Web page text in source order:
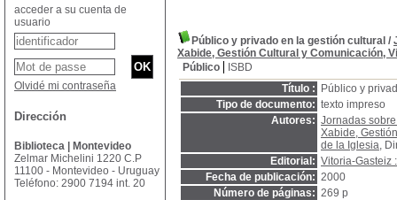
Público y privado en la gestión cultural /
Xabide, Gestión Cultural y Comunicación,
Público
ISBD
Título :
Público y
Tipo de documento: texto impreso
Autores: Jornadas
Xabide,
de la Iglesia,
Editorial: Vitoria-Gasteiz
Fecha de publicación: 2000
Número de páginas: 269 p
acceder a su cuenta de
usuario
Olvidé mi contraseña
Dirección
Biblioteca | Montevideo
Zelmar Michelini 1220 C.P
11100 - Montevideo - Uruguay
Teléfono: 2900 7194 int. 20